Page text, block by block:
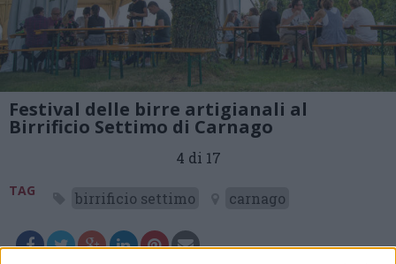
Festival delle birre artigianali al
Birrificio Settimo di Carnago
4 di 17
TAG birrificio settimo carnago